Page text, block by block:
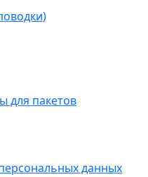
для пакетов
данных